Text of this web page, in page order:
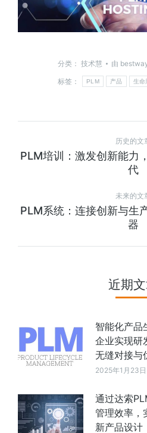
分类： 技术慧 由
标签：
PLM 产品 生命
历史的文
PLM培训：激发创新能力
代
未来的文
PLM系统：连接创新与生
器
近期
智能化产品
企业实现研
无缝对接与
2025年1月23日
通过达索
管理效率，
新产品设计